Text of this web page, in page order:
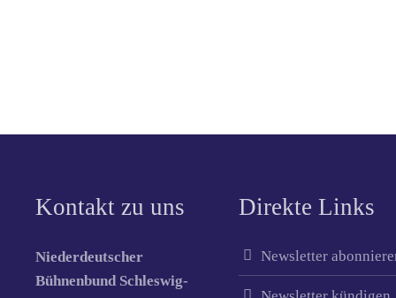
Kontakt zu uns
Niederdeutscher
Bühnenbund Schleswig-
Direkte Links
Newsletter